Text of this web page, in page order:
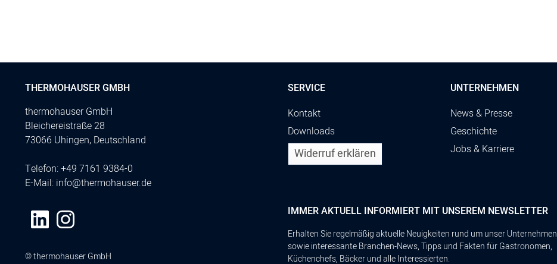
THERMOHAUSER GMBH
thermohauser GmbH
Bleichereistraße 28
73066 Uhingen, Deutschland
Telefon:+49 7161 9384-0
E-Mail: info@thermohauser.de
© thermohauser GmbH
SERVICE
Kontakt
Downloads
Widerruf erklären
UNTERNEHMEN
News & Presse
Geschichte
Jobs & Karriere
IMMER AKTUELL INFORMIERT MIT UNSEREM NEWSLETTER
Erhalten Sie regelmäßig aktuelle Neuigkeiten rund um unser Unternehmen
sowie interessante Branchen-News, Tipps und Fakten für Gastronomen,
Küchenchefs, Bäcker und alle Interessierten.